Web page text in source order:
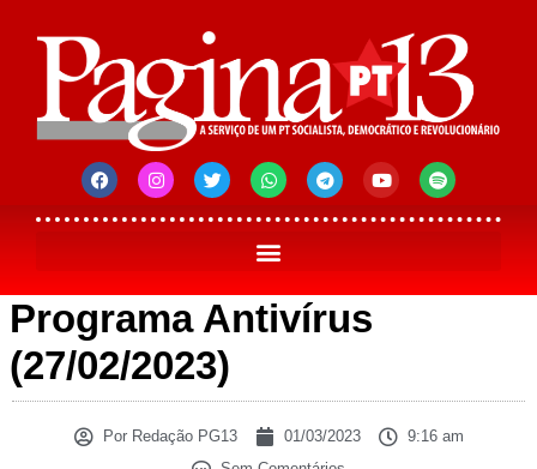
Programa Antivírus
(27/02/2023)
PorRedação PG13 01/03/2023
9:16 am